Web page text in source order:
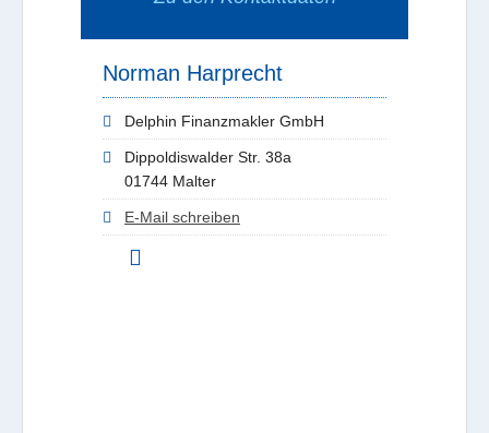
Norman Harprecht
Delphin Finanzmakler GmbH
Dippoldiswalder Str. 38a
01744 Malter
E-Mail schreiben